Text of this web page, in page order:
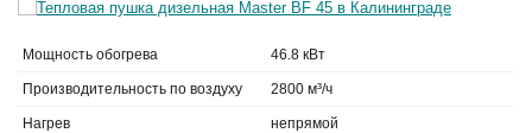
Мощность обогрева 46.8 кВт
Производительность по воздуху 2800 м³/ч
Нагрев непрямой